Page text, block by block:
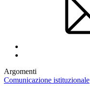
Argomenti
Comunicazione istituzionale